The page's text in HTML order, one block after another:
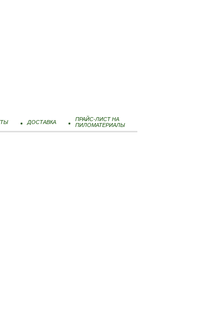
ДОСТАВКА
ПРАЙС-ЛИСТ НА
ПИЛОМАТЕРИАЛЫ